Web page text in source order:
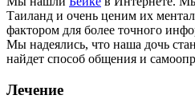
Таиланд и очень ценим их
фактором для более точного
Мы надеялись, что наша дочь
найдет способ общения и
Лечение